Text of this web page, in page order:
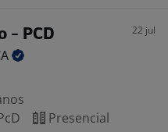
- PCD 22 jul
Presencial